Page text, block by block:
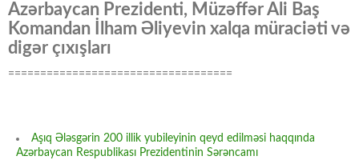
Azərbaycan Prezidenti, Müzəffər Ali Baş
Komandan İlham Əliyevin xalqa müraciəti və
digər çıxışları
===================================
Aşıq Ələsgərin 200 illik yubileyinin qeyd edilməsi haqqında
Azərbaycan Respublikası Prezidentinin Sərəncamı